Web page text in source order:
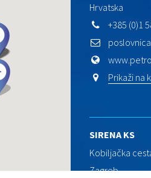
Hrvatska
+385 (0)1
Prikaži na
SIRENA KS
Kobiljačka
Zagreb